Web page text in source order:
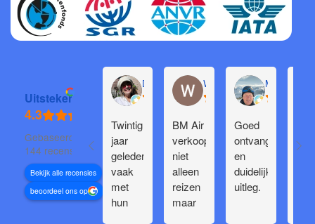
Uitstekend
Gebaseerd op
144 recensies
Bekijk alle recensies
beoordeel ons op
Daphne de Groot
Twintig
jaar
geleden
vaak
met
hun
boekingen
Willem Groenendijk
BM Air
verkoopt
niet
alleen
reizen
maar
Michel
Goed
ontvangst
en
duidelijke
uitleg.